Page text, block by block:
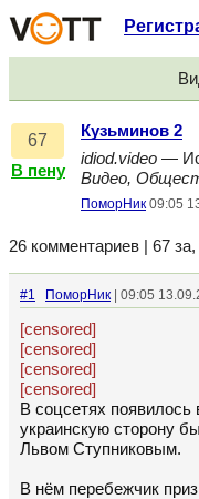
67
В пену
Кузьминов 2
idiod.video —
Видео,
ПоморНик 09:05
26 комментариев | 67 за,
#1 ПоморНик | 09:05
[censored]
[censored]
[censored]
[censored]
В соцсетях
украинскую сторону
Львом Ступниковым.
В нём перебежчик